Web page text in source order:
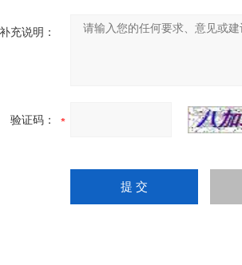
补充说明：
验证码：